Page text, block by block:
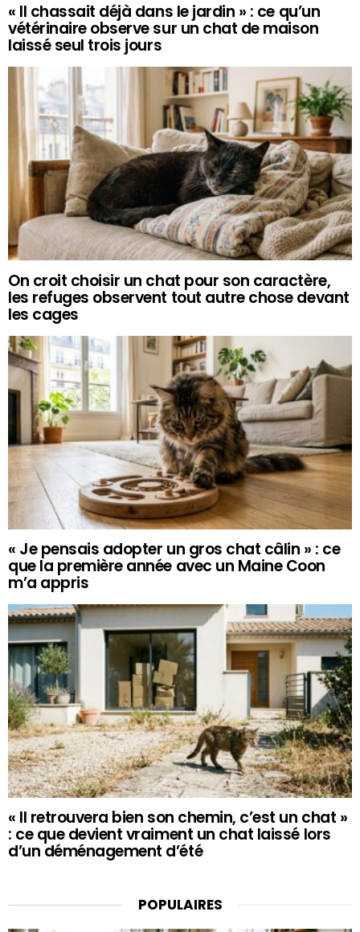
« Il chassait déjà dans le jardin » : ce qu’un
vétérinaire observe sur un chat de maison
laissé seul trois jours
On croit choisir un chat pour son caractère,
les refuges observent tout autre chose devant
les cages
« Je pensais adopter un gros chat câlin » : ce
que la première année avec un Maine Coon
m’a appris
« Il retrouvera bien son chemin, c’est un chat »
: ce que devient vraiment un chat laissé lors
d’un déménagement d’été
POPULAIRES